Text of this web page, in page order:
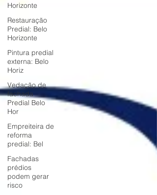
Horizonte
Restauração
Predial: Belo
Horizonte
Pintura predial
externa: Belo
Horiz
Vedação de
fachada
Predial Belo
Hor
Empreiteira de
reforma
predial: Bel
Fachadas
prédios
podem gerar
risco